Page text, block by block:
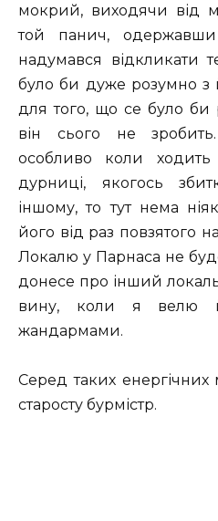
мокрий, виходячи від
той панич, одержавши
надумався відкликати
було би дуже розумно з
для того, що се було
він сього не
особливо коли
дурниці, якогось
іншому, то тут нема
його від раз повзятого
Локалю у Парнаса не
донесе про інший
вину, коли я велю
жандармами.
Серед таких енергічних
старосту бурмістр.